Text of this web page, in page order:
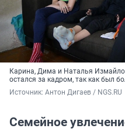
Карина, Дима и Наталья
остался за кадром, так как был
Источник: Антон Дигаев / NGS.RU
Семейное